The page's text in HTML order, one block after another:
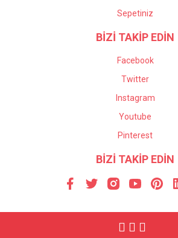
Sepetiniz
BİZİ TAKİP EDİN
Facebook
Twitter
Instagram
Youtube
Pinterest
BİZİ TAKİP EDİN